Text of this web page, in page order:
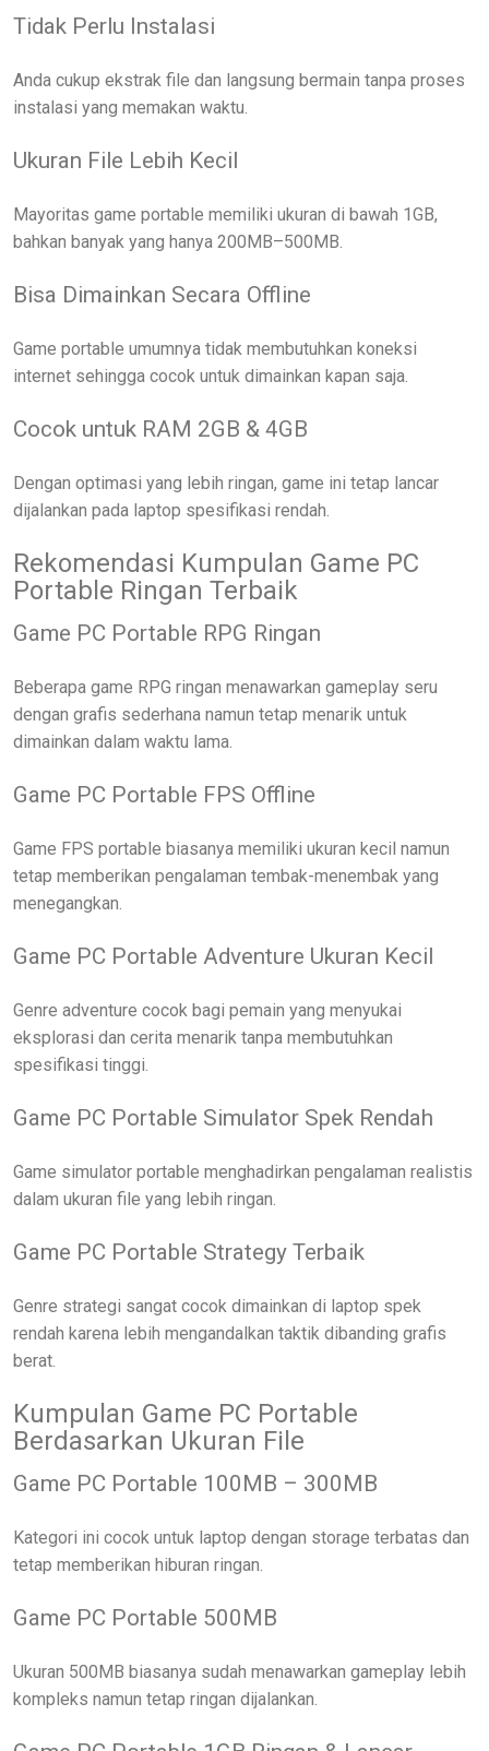
Tidak Perlu Instalasi
Anda cukup ekstrak file dan langsung bermain tanpa proses
instalasi yang memakan waktu.
Ukuran File Lebih Kecil
Mayoritas game portable memiliki ukuran di bawah 1GB,
bahkan banyak yang hanya 200MB–500MB.
Bisa Dimainkan Secara Offline
Game portable umumnya tidak membutuhkan koneksi
internet sehingga cocok untuk dimainkan kapan saja.
Cocok untuk RAM 2GB & 4GB
Dengan optimasi yang lebih ringan, game ini tetap lancar
dijalankan pada laptop spesifikasi rendah.
Rekomendasi Kumpulan Game PC
Portable Ringan Terbaik
Game PC Portable RPG Ringan
Beberapa game RPG ringan menawarkan gameplay seru
dengan grafis sederhana namun tetap menarik untuk
dimainkan dalam waktu lama.
Game PC Portable FPS Offline
Game FPS portable biasanya memiliki ukuran kecil namun
tetap memberikan pengalaman tembak-menembak yang
menegangkan.
Game PC Portable Adventure Ukuran Kecil
Genre adventure cocok bagi pemain yang menyukai
eksplorasi dan cerita menarik tanpa membutuhkan
spesifikasi tinggi.
Game PC Portable Simulator Spek Rendah
Game simulator portable menghadirkan pengalaman realistis
dalam ukuran file yang lebih ringan.
Game PC Portable Strategy Terbaik
Genre strategi sangat cocok dimainkan di laptop spek
rendah karena lebih mengandalkan taktik dibanding grafis
berat.
Kumpulan Game PC Portable
Berdasarkan Ukuran File
Game PC Portable 100MB – 300MB
Kategori ini cocok untuk laptop dengan storage terbatas dan
tetap memberikan hiburan ringan.
Game PC Portable 500MB
Ukuran 500MB biasanya sudah menawarkan gameplay lebih
kompleks namun tetap ringan dijalankan.